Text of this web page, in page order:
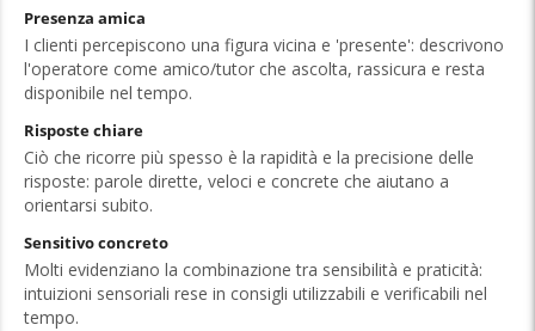
Presenza amica
I clienti percepiscono una figura vicina e 'presente': descrivono
l'operatore come amico/tutor che ascolta, rassicura e resta
disponibile nel tempo.
Risposte chiare
Ciò che ricorre più spesso è la rapidità e la precisione delle
risposte: parole dirette, veloci e concrete che aiutano a
orientarsi subito.
Sensitivo concreto
Molti evidenziano la combinazione tra sensibilità e praticità:
intuizioni sensoriali rese in consigli utilizzabili e verificabili nel
tempo.